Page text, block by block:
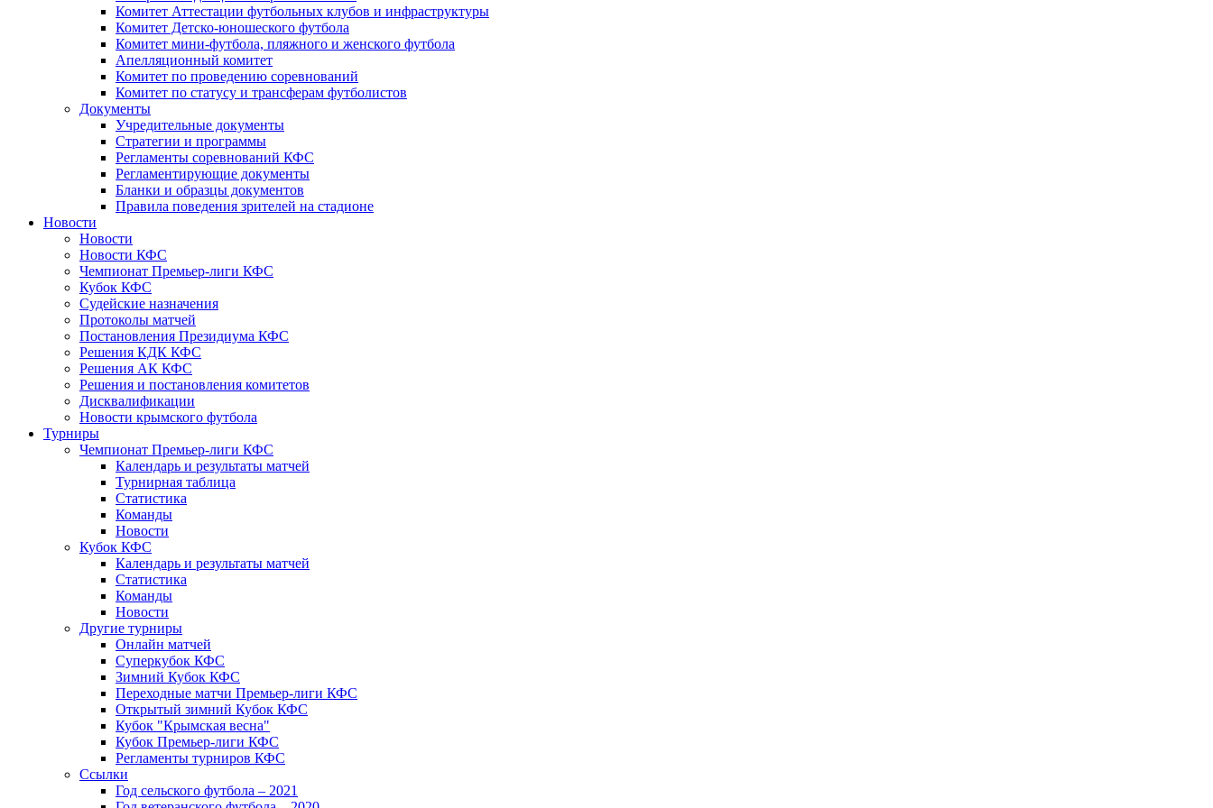
Комитет Аттестации футбольных клубов и инфраструктуры
Комитет Детско-юношеского футбола
Комитет мини-футбола, пляжного и женского футбола
Апелляционный комитет
Комитет по проведению соревнований
Комитет по статусу и трансферам футболистов
Документы
Учредительные документы
Стратегии и программы
Регламенты соревнований КФС
Регламентирующие документы
Бланки и образцы документов
Правила поведения зрителей на стадионе
Новости
Новости
Новости КФС
Чемпионат Премьер-лиги КФС
Кубок КФС
Судейские назначения
Протоколы матчей
Постановления Президиума КФС
Решения КДК КФС
Решения АК КФС
Решения и постановления комитетов
Дисквалификации
Новости крымского футбола
Турниры
Чемпионат Премьер-лиги КФС
Календарь и результаты матчей
Турнирная таблица
Статистика
Команды
Новости
Кубок КФС
Календарь и результаты матчей
Статистика
Команды
Новости
Другие турниры
Онлайн матчей
Суперкубок КФС
Зимний Кубок КФС
Переходные матчи Премьер-лиги КФС
Открытый зимний Кубок КФС
Кубок "Крымская весна"
Кубок Премьер-лиги КФС
Регламенты турниров КФС
Ссылки
Год сельского футбола – 2021